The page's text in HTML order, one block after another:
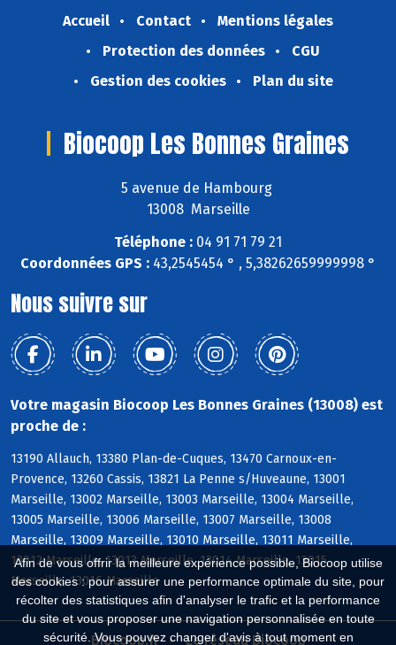
Afin de vous offrir la meilleure expérience possible, Biocoop utilise
des cookies : pour assurer une performance optimale du site, pour
récolter des statistiques afin d'analyser le trafic et la performance
du site et vous proposer une navigation personnalisée en toute
sécurité. Vous pouvez changer d'avis à tout moment en
Accueil Contact
Mentions légales
Protection des données
CGU
Gestion des cookies
Plan du site
Biocoop Les Bonnes Graines
5 avenue de Hambourg
13008 Marseille
Téléphone : 04 91 71 79 21
Coordonnées GPS : 43,2545454 ° , 5,38262659999998 °
Nous suivre sur
Votre magasin Biocoop Les Bonnes Graines (13008) est
proche de :
13190 Allauch, 13380 Plan-de-Cuques, 13470 Carnoux-en-
Provence, 13260 Cassis, 13821 La Penne s/Huveaune, 13001
Marseille, 13002 Marseille, 13003 Marseille, 13004 Marseille,
13005 Marseille, 13006 Marseille, 13007 Marseille, 13008
Marseille, 13009 Marseille, 13010 Marseille, 13011 Marseille,
13012 Marseille, 13013 Marseille, 13014 Marseille, 13015
Marseille, 13016 Marseille
Biocoop.fr Le réseau Biocoop